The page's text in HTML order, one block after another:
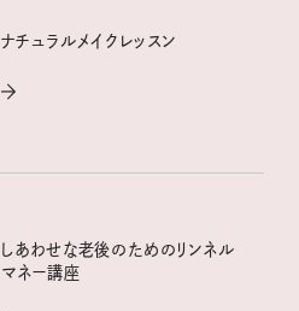
ナチュラルメイクレッスン
しあわせな老後のためのリンネル
マネー講座